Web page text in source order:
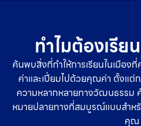
ทำไมต้องเรีย
ค้นพบสิ่งที่ทำให้การเรียนในเมือ
ค่าและเปี่ยมไปด้วยคุณค่า ตั้งแ
ความหลากหลายทางวัฒนธรรม
หมายปลายทางที่สมบูรณ์แบบสำห
คุณ